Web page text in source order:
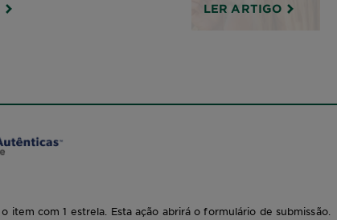
LER ARTIGO
item com 1 estrela. Esta ação abrirá o formulário de submissão.